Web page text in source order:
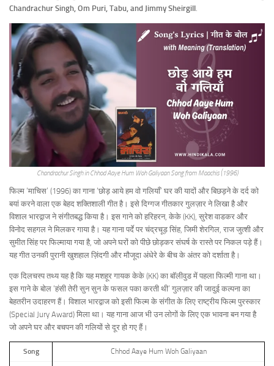
Chandrachur Singh, Om Puri, Tabu, and Jimmy Sheirgill.
Chandrachur Singh in Chhod Aaye Hum Woh Galiyaan Song from Maachis (1996)
फिल्म ‘माचिस’ (1996) का गाना ‘छोड़ आये हम वो गलियाँ’ घर की यादों और बिछड़ने के दर्द को
बयां करने वाला एक बेहद शक्तिशाली गीत है। इसे दिग्गज गीतकार गुलज़ार ने लिखा है और
विशाल भारद्वाज ने संगीतबद्ध किया है। इस गाने को हरिहरन, केके (KK), सुरेश वाडकर और
विनोद सहगल ने मिलकर गाया है। यह गाना पर्दे पर चंद्रचूड़ सिंह, जिमी शेरगिल, राज जुत्शी और
सुमीत सिंह पर फिल्माया गया है, जो अपने घरों को पीछे छोड़कर संघर्ष के रास्ते पर निकल पड़े हैं।
यह गीत उनकी पुरानी खुशहाल ज़िंदगी और मौजूदा अंधेरे के बीच के अंतर को दर्शाता है।
एक दिलचस्प तथ्य यह है कि यह मशहूर गायक केके (KK) का बॉलीवुड में पहला फिल्मी गाना था।
इस गाने के बोल ‘हंसी तेरी सुन सुन के फसल पका करती थी’ गुलज़ार की जादुई कल्पना का
बेहतरीन उदाहरण हैं। विशाल भारद्वाज को इसी फिल्म के संगीत के लिए राष्ट्रीय फिल्म पुरस्कार
(Special Jury Award) मिला था। यह गाना आज भी उन लोगों के लिए एक भावना बन गया है
जो अपने घर और बचपन की गलियों से दूर हो गए हैं।
Song Chhod Aaye Hum Woh Galiyaan